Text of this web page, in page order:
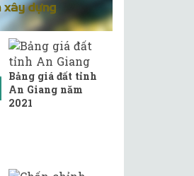
Bảng giá đất tỉnh
An Giang năm
2021